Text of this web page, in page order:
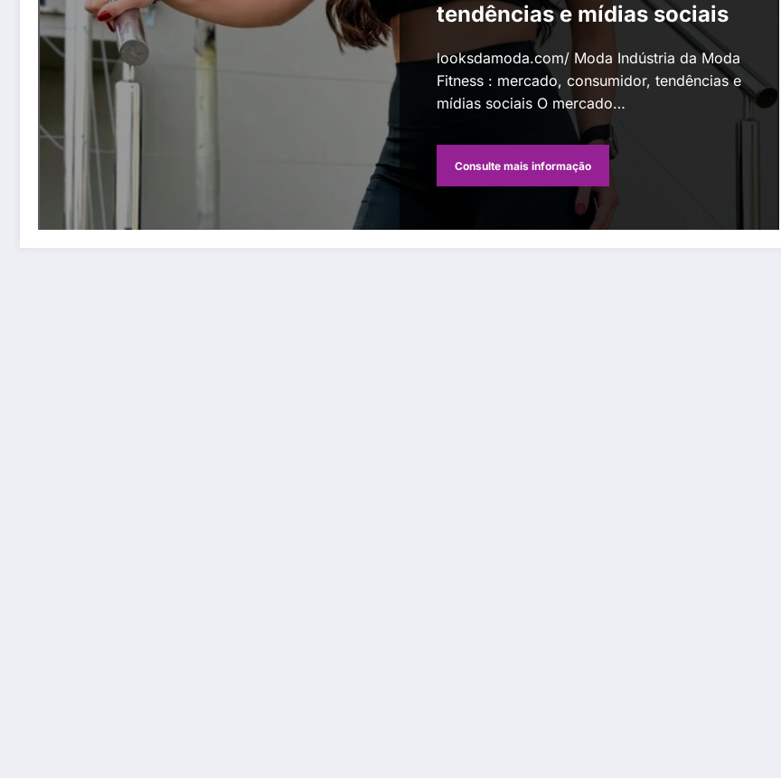
tendências e mídias sociais
looksdamoda.com/ Moda Indústria da Moda
Fitness : mercado, consumidor, tendências e
mídias sociais O mercado…
Consulte mais informação